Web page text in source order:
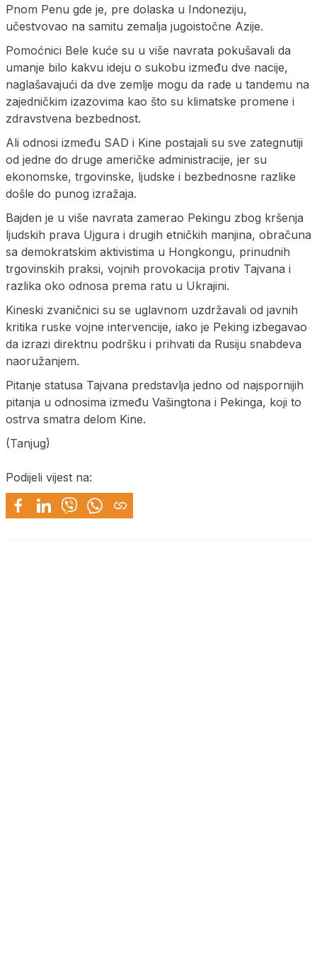
Pnom Penu gde je, pre dolaska u Indoneziju,
učestvovao na samitu zemalja jugoistočne Azije.
Pomoćnici Bele kuće su u više navrata pokušavali da
umanje bilo kakvu ideju o sukobu između dve nacije,
naglašavajući da dve zemlje mogu da rade u tandemu na
zajedničkim izazovima kao što su klimatske promene i
zdravstvena bezbednost.
Ali odnosi između SAD i Kine postajali su sve zategnutiji
od jedne do druge američke administracije, jer su
ekonomske, trgovinske, ljudske i bezbednosne razlike
došle do punog izražaja.
Bajden je u više navrata zamerao Pekingu zbog kršenja
ljudskih prava Ujgura i drugih etničkih manjina, obračuna
sa demokratskim aktivistima u Hongkongu, prinudnih
trgovinskih praksi, vojnih provokacija protiv Tajvana i
razlika oko odnosa prema ratu u Ukrajini.
Kineski zvaničnici su se uglavnom uzdržavali od javnih
kritika ruske vojne intervencije, iako je Peking izbegavao
da izrazi direktnu podršku i prihvati da Rusiju snabdeva
naoružanjem.
Pitanje statusa Tajvana predstavlja jedno od najspornijih
pitanja u odnosima između Vašingtona i Pekinga, koji to
ostrva smatra delom Kine.
(Tanjug)
Podijeli vijest na: